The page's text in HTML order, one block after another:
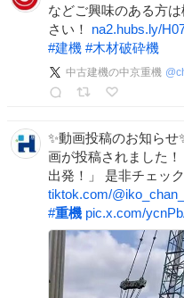
などご興味のある方
さい！ na2.hubs.ly/
#建機 #木材破砕機
中古建機の中京重機 @
✨動画投稿のお知らせ
画が投稿されました
出発！」 是非チェッ
tiktok.com/
#重機 pic.x.com/